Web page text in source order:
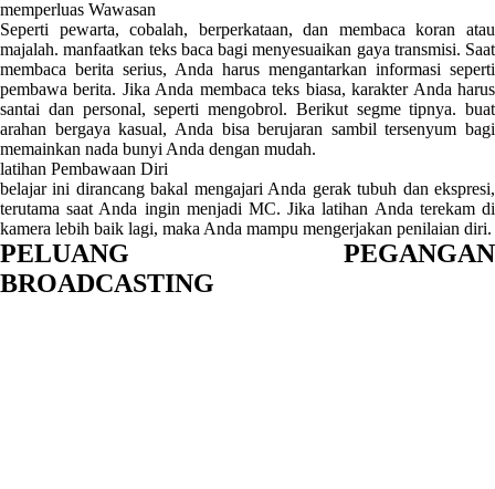
memperluas Wawasan
Seperti pewarta, cobalah, berperkataan, dan membaca koran atau
majalah. manfaatkan teks baca bagi menyesuaikan gaya transmisi. Saat
membaca berita serius, Anda harus mengantarkan informasi seperti
pembawa berita. Jika Anda membaca teks biasa, karakter Anda harus
santai dan personal, seperti mengobrol. Berikut segme tipnya. buat
arahan bergaya kasual, Anda bisa berujaran sambil tersenyum bagi
memainkan nada bunyi Anda dengan mudah.
latihan Pembawaan Diri
belajar ini dirancang bakal mengajari Anda gerak tubuh dan ekspresi,
terutama saat Anda ingin menjadi MC. Jika latihan Anda terekam di
kamera lebih baik lagi, maka Anda mampu mengerjakan penilaian diri.
PELUANG PEGANGAN
BROADCASTING